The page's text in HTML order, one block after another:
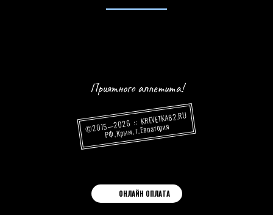
Приятного аппетита!
© 2015—2026 KREVETKA82.RU
РФ, Крым, г. Евпатория
ОНЛАЙН ОПЛАТА